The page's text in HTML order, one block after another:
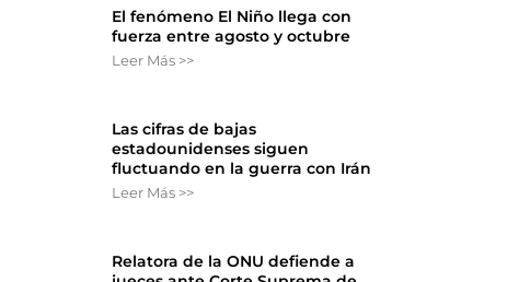
El fenómeno El Niño llega con
fuerza entre agosto y octubre
Leer Más >>
Las cifras de bajas
estadounidenses siguen
fluctuando en la guerra con Irán
Leer Más >>
Relatora de la ONU defiende a